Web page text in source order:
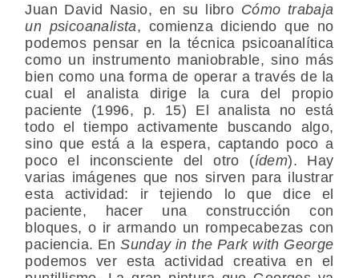
Juan David Nasio, en su libro Cómo trabaja
un psicoanalista, comienza diciendo que no
podemos pensar en la técnica psicoanalítica
como un instrumento maniobrable, sino más
bien como una forma de operar a través de la
cual el analista dirige la cura del propio
paciente (1996, p. 15) El analista no está
todo el tiempo activamente buscando algo,
sino que está a la espera, captando poco a
poco el inconsciente del otro (ídem). Hay
varias imágenes que nos sirven para ilustrar
esta actividad: ir tejiendo lo que dice el
paciente, hacer una construcción con
bloques, o ir armando un rompecabezas con
paciencia. EnSunday in the Park with George
podemos ver esta actividad creativa en el